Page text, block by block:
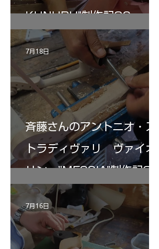
KUNUPU"制作記30
斉藤さんのアントニオ・ス
トラディヴァリ ヴァイオ
リン ”MESSIA"制作記32
7月18日
7月16日